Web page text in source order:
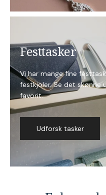
Festtasker
Vi har mange fine
festkjoler. Se det skønne
favorit.
Udforsk tasker